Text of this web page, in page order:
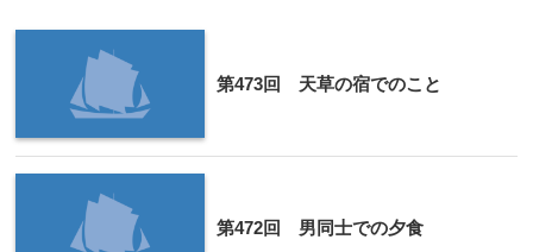
第473回 天草の宿でのこと
第472回 男同士での夕食